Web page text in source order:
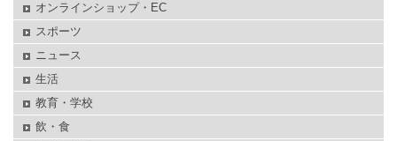
オンラインショップ・EC
スポーツ
ニュース
生活
教育・学校
飲・食